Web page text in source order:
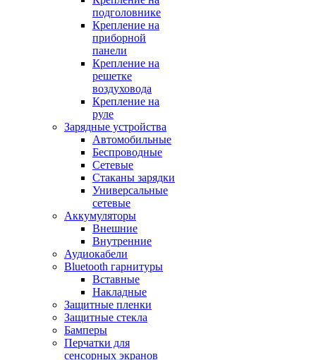
подголовнике
Крепление на
приборной
панели
Крепление на
решетке
воздуховода
Крепление на
руле
Зарядные устройства
Автомобильные
Беспроводные
Сетевые
Стаканы зарядки
Универсальные
сетевые
Аккумуляторы
Внешние
Внутренние
Аудиокабели
Bluetooth гарнитуры
Вставные
Накладные
Защитные пленки
Защитные стекла
Бамперы
Перчатки для
сенсорных экранов